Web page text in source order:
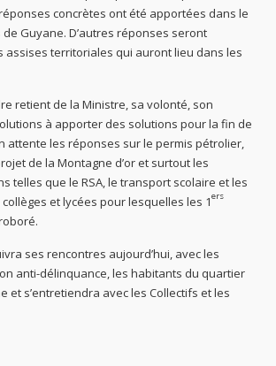
concrètes ont été apportées dans le
Guyane. D’autres réponses seront
assises territoriales qui auront lieu dans les
retient de la Ministre, sa volonté, son
à apporter des solutions pour la fin de
attente les réponses sur le permis pétrolier,
de la Montagne d’or et surtout les
telles que le RSA, le transport scolaire et les
et lycées pour lesquelles les 1ers
ses rencontres aujourd’hui, avec les
anti-délinquance, les habitants du quartier
et s’entretiendra avec les Collectifs et les